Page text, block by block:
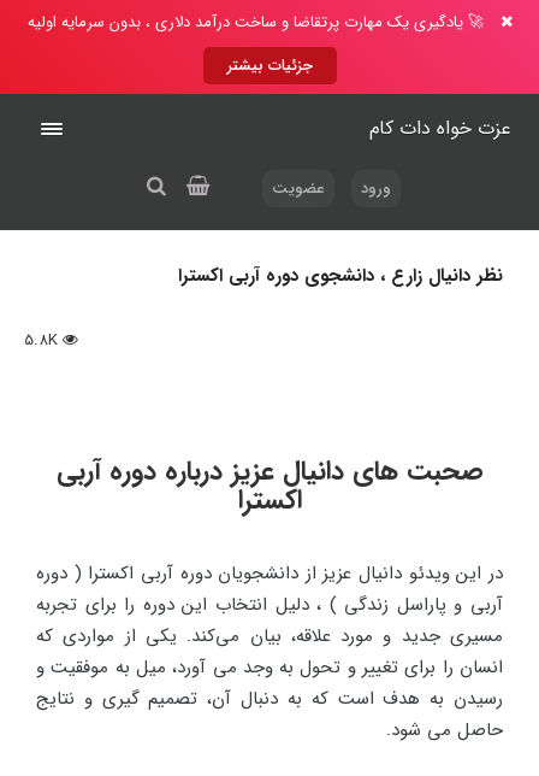
🚀 یادگیری یک مهارت پرتقاضا و ساخت درآمد دلاری ، بدون سرمایه اولیه
جزئیات بیشتر
عزت خواه دات کام
ورود عضویت
نظر دانیال زارع ، دانشجوی دوره آربی اکسترا
صحبت های دانیال عزیز درباره دوره آربی
اکسترا
در این ویدئو دانیال عزیز از دانشجویان دوره آربی اکسترا ( دوره
آربی و پاراسل زندگی ) ، دلیل انتخاب این دوره را برای تجربه
مسیری جدید و مورد علاقه، بیان می‌کند. یکی از مواردی که
انسان را برای تغییر و تحول به وجد می آورد، میل به موفقیت و
رسیدن به هدف است که به دنبال آن، تصمیم گیری و نتایج
حاصل می شود.